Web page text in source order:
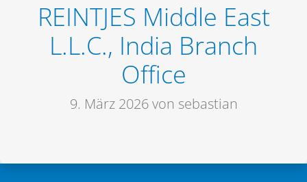
REINTJES Middle East
L.L.C., India Branch
Office
9. März 2026von sebastian